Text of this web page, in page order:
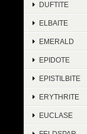
DUFTITE
ELBAITE
EMERALD
EPIDOTE
EPISTILBITE
ERYTHRITE
EUCLASE